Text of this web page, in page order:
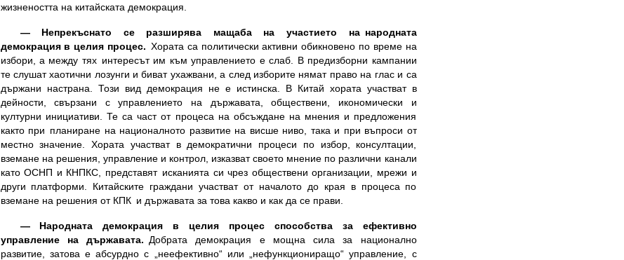
жизнеността на китайската демокрация.
— Непрекъснато се разширява мащаба на участието на народната
демокрация в целия процес. Хората са политически активни обикновено по време на
избори, а между тях интересът им към управлението е слаб. В предизборни кампании
те слушат хаотични лозунги и биват ухажвани, а след изборите нямат право на глас и са
държани настрана. Този вид демокрация не е истинска. В Китай хората участват в
дейности, свързани с управлението на държавата, обществени, икономически и
културни инициативи. Те са част от процеса на обсъждане на мнения и предложения
както при планиране на националното развитие на висше ниво, така и при въпроси от
местно значение. Хората участват в демократични процеси по избор, консултации,
вземане на решения, управление и контрол, изказват своето мнение по различни канали
като ОСНП и КНПКС, представят исканията си чрез обществени организации, мрежи и
други платформи. Китайските граждани участват от началото до края в процеса по
вземане на решения от КПК и държавата за това какво и как да се прави.
— Народната демокрация в целия процес способства за ефективно
управление на държавата. Добрата демокрация е мощна сила за национално
развитие, затова е абсурдно с „неефективно“ или „нефункциониращо“ управление, с